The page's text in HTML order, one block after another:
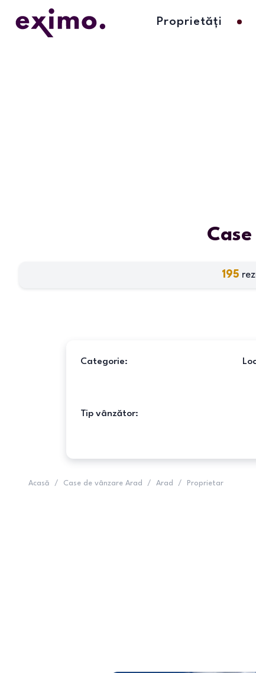
Proprietăți
195
Categorie:
Tip vânzător:
Acasă / Case de vânzare Arad / Arad / Proprietar